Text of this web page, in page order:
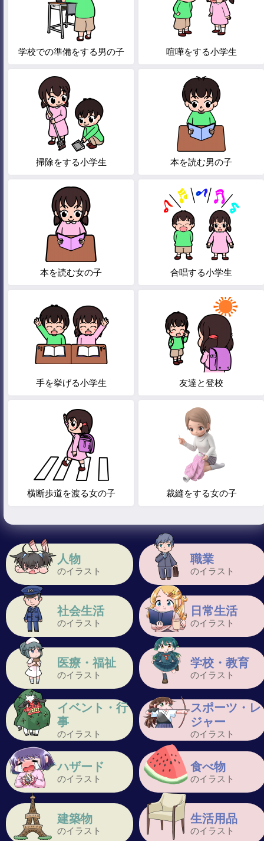
人物
のイラスト
職業
のイラスト
社会生活
のイラスト
日常生活
のイラスト
医療・福祉
のイラスト
学校・教育
のイラスト
イベント・行
事
のイラスト
スポーツ・レ
ジャー
のイラスト
ハザード
のイラスト
食べ物
のイラスト
建築物
のイラスト
生活用品
のイラスト
学校での準備をする男の子 喧嘩をする小学生
掃除をする小学生 本を読む男の子
本を読む女の子 合唱する小学生
手を挙げる小学生 友達と登校
横断歩道を渡る女の子 裁縫をする女の子